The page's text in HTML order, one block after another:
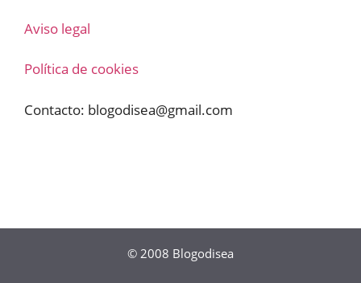
Aviso legal
Política de cookies
Contacto: blogodisea@gmail.com
© 2008 Blogodisea